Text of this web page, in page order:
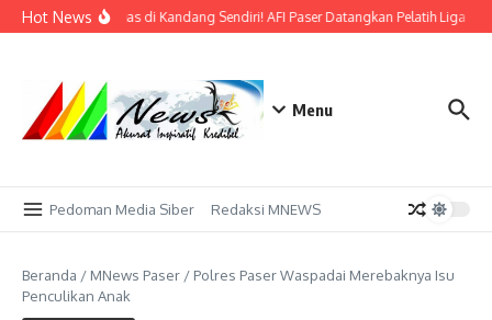
Lewati ke konten
Hot NewsBidik Emas di Kandang Sendiri! AFI Paser Datangkan Pelatih Liga
Menu
Pedoman Media Siber Redaksi MNEWS
Beranda / MNews Paser / Polres Paser Waspadai Merebaknya Isu
Penculikan Anak